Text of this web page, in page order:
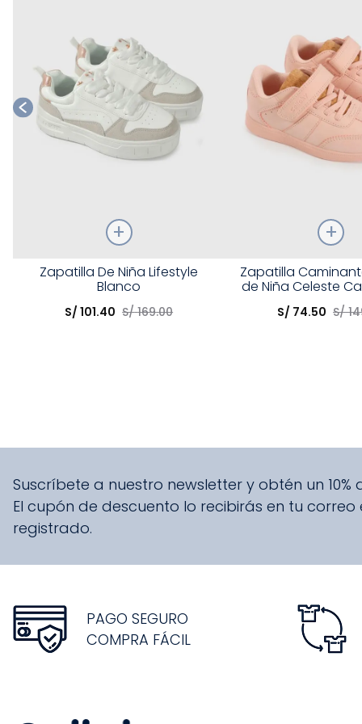
Elige una opción
Zapatilla De Niña Lifestyle
Blanco
S/ 101.40 S/ 169.00
Talla
Elige una opción
Zapatilla
de Niña Celeste
S/ 74.50 S/
Suscríbete a nuestro newsletter y obtén un
El cupón de descuento lo recibirás en tu
registrado.
PAGO SEGURO
COMPRA FÁCIL